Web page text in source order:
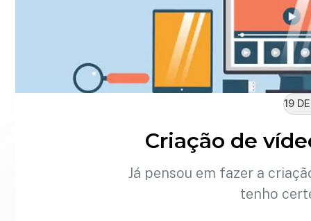
19
Criação de
Já pensou em fazer a
tenho